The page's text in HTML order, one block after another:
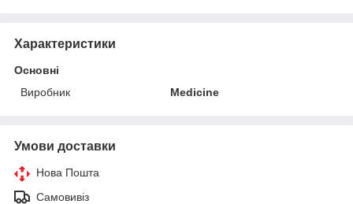
Характеристики
Основні
Виробник
Medicine
Умови доставки
Нова Пошта
Самовивіз